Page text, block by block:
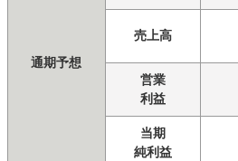
通期予想
売上高
営業
利益
当期
純利益